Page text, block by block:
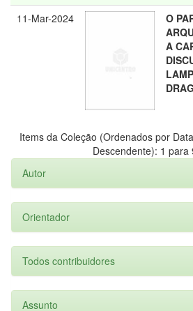
11-Mar-2024
O
A
DRAG
Items da Coleção (Ordenados por
Descendente): 1 para
Autor
Orientador
Todos contribuidores
Assunto